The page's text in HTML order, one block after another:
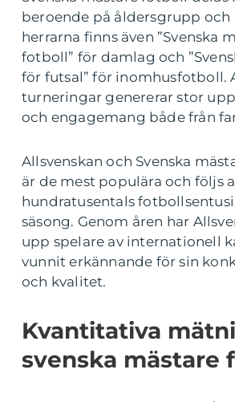
beroende på åldersgrupp och
herrarna finns även ”Svenska
fotboll” för damlag och
för futsal” för inomhusfotboll.
turneringar genererar stor
och engagemang både från
Allsvenskan och Svenska
är de mest populära och följs
hundratusentals
säsong. Genom åren har
upp spelare av internationell
vunnit erkännande för sin
och kvalitet.
Kvantitativa
svenska mästare